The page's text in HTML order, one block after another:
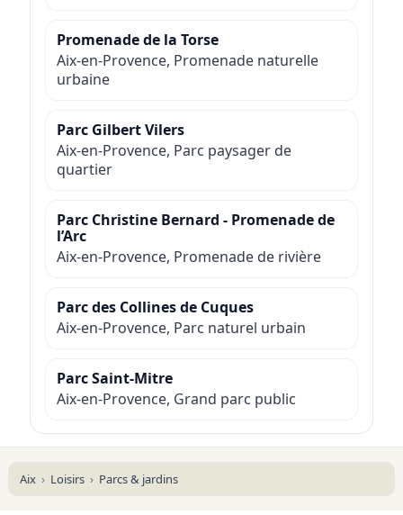
Promenade de la Torse
Aix-en-Provence, Promenade naturelle
urbaine
Parc Gilbert Vilers
Aix-en-Provence, Parc paysager de
quartier
Parc Christine Bernard - Promenade de
l’Arc
Aix-en-Provence, Promenade de rivière
Parc des Collines de Cuques
Aix-en-Provence, Parc naturel urbain
Parc Saint-Mitre
Aix-en-Provence, Grand parc public
Aix Loisirs Parcs & jardins